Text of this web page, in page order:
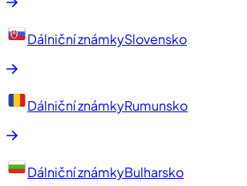
Dálniční známkySlovensko
Dálniční známkyRumunsko
Dálniční známkyBulharsko